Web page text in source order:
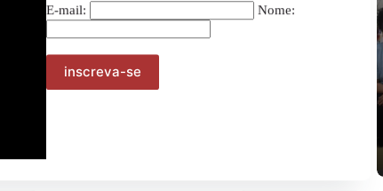
E-mail: Nome:
Operação Policial no Recôncavo Baiano deixa
12 mortos e evidencia mais uma vez a Política